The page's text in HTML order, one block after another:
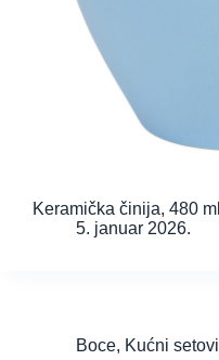
Keramička činija, 480 ml
5. januar 2026.
Boce, Kućni setovi